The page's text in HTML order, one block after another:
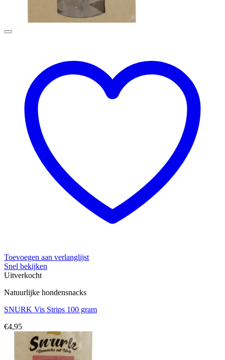
Toevoegen aan verlanglijst
Snel bekijken
Uitverkocht
Natuurlijke hondensnacks
SNURK Vis Strips 100 gram
€4,95